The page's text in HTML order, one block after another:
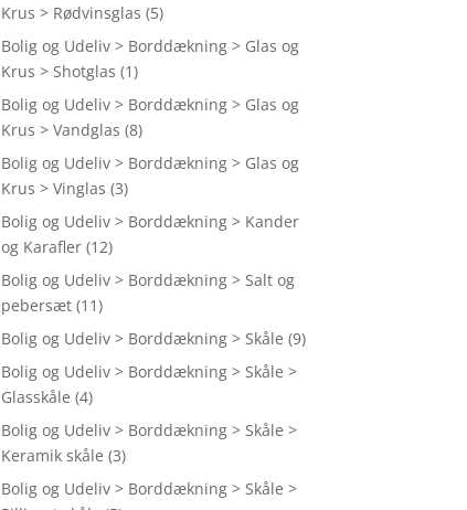
Krus > Rødvinsglas (5)
Bolig og Udeliv > Borddækning > Glas og
Krus > Shotglas (1)
Bolig og Udeliv > Borddækning > Glas og
Krus > Vandglas (8)
Bolig og Udeliv > Borddækning > Glas og
Krus > Vinglas (3)
Bolig og Udeliv > Borddækning > Kander
og Karafler (12)
Bolig og Udeliv > Borddækning > Salt og
pebersæt (11)
Bolig og Udeliv > Borddækning > Skåle (9)
Bolig og Udeliv > Borddækning > Skåle >
Glasskåle (4)
Bolig og Udeliv > Borddækning > Skåle >
Keramik skåle (3)
Bolig og Udeliv > Borddækning > Skåle >